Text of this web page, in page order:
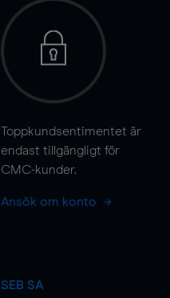
Toppkundsentimentet är
endast tillgängligt för
CMC-kunder.
Ansök om konto
SEB SA